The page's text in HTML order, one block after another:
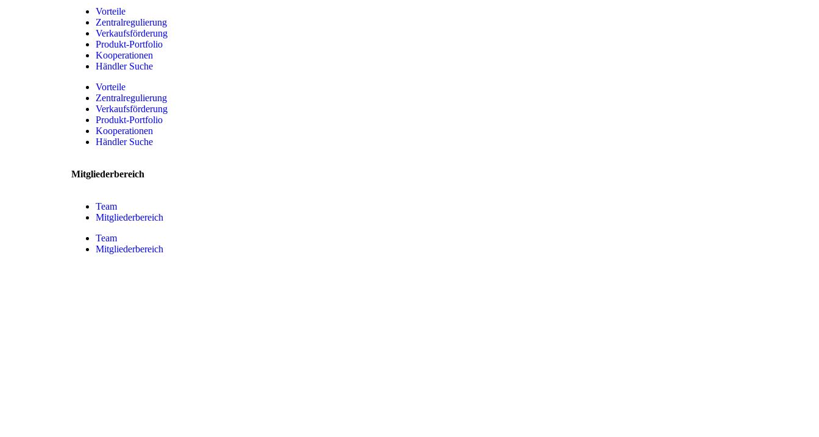
Vorteile
Zentralregulierung
Verkaufsförderung
Produkt-Portfolio
Kooperationen
Händler Suche
Vorteile
Zentralregulierung
Verkaufsförderung
Produkt-Portfolio
Kooperationen
Händler Suche
Mitgliederbereich
Team
Mitgliederbereich
Team
Mitgliederbereich